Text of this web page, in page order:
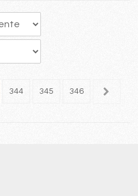
344 345 346 347